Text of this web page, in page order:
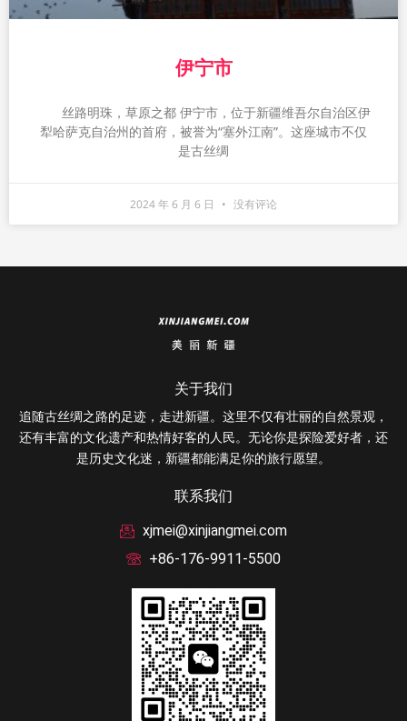
伊宁市
丝路明珠，草原之都 伊宁市，位于新疆维吾尔自治区伊
犁哈萨克自治州的首府，被誉为“塞外江南”。这座城市不仅
是古丝绸
2024 年 6 月 6 日 没有评论
关于我们
追随古丝绸之路的足迹，走进新疆。这里不仅有壮丽的自然景观，
还有丰富的文化遗产和热情好客的人民。无论你是探险爱好者，还
是历史文化迷，新疆都能满足你的旅行愿望。
联系我们
xjmei@xinjiangmei.com
+86-176-9911-5500